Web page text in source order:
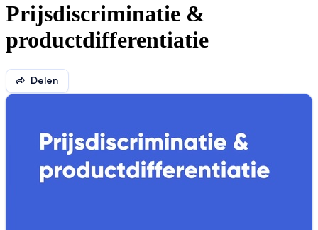
Prijsdiscriminatie &
productdifferentiatie
Delen